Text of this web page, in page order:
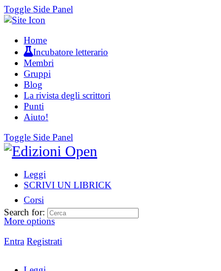
Toggle Side Panel
Home
Incubatore letterario
Membri
Gruppi
Blog
La rivista degli scrittori
Punti
Aiuto!
Toggle Side Panel
Leggi
SCRIVI UN LIBRICK
Corsi
More options
Entra Registrati
Search for: